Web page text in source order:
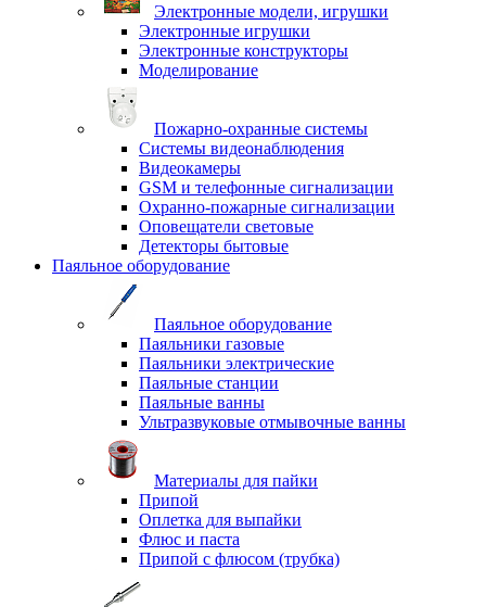
Электронные модели, игрушки
Электронные игрушки
Электронные конструкторы
Моделирование
Пожарно-охранные системы
Системы видеонаблюдения
Видеокамеры
GSM и телефонные сигнализации
Охранно-пожарные сигнализации
Оповещатели световые
Детекторы бытовые
Паяльное оборудование
Паяльное оборудование
Паяльники газовые
Паяльники электрические
Паяльные станции
Паяльные ванны
Ультразвуковые отмывочные ванны
Материалы для пайки
Припой
Оплетка для выпайки
Флюс и паста
Припой с флюсом (трубка)